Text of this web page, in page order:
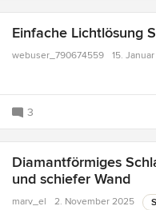
Einfache Lichtlösung
webuser_790674559 15.
3
Diamantförmiges
und schiefer Wand
marv_el 2. November 2025